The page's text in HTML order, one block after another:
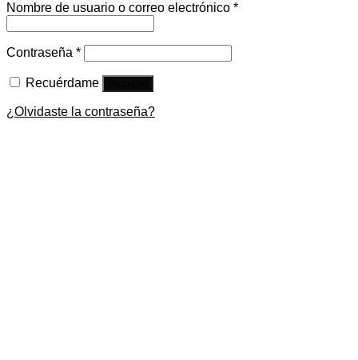
Nombre de usuario o correo electrónico *
Contraseña *
Recuérdame
¿Olvidaste la contraseña?